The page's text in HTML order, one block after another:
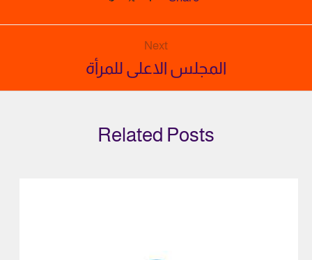
Next
المجلس الاعلى للمرأة
Related Posts